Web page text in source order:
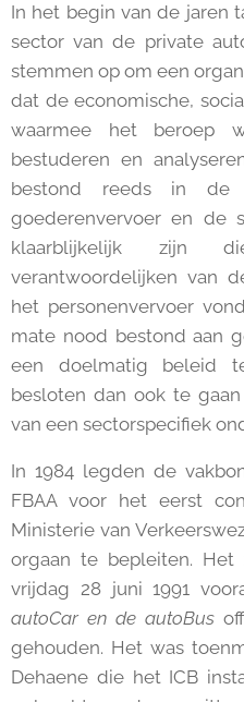
In het begin van de jaren
sector van de private
stemmen op om een
dat de economische,
waarmee het beroep
bestuderen en
bestond reeds in de
goederenvervoer en de
klaarblijkelijk zijn
verantwoordelijken van
het personenvervoer
mate nood bestond aan
een doelmatig beleid
besloten dan ook te
van een sectorspecifiek
In 1984 legden de
FBAA voor het eerst
Ministerie van
orgaan te bepleiten.
vrijdag 28 juni 1991
autoCar en de autoBus
gehouden. Het was
Dehaene die het ICB